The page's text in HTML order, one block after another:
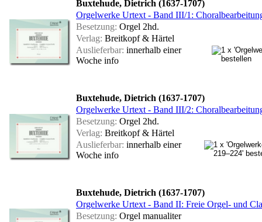
Buxtehude, Dietrich (1637-1707)
Orgelwerke Urtext - Band III/1:
Besetzung: Orgel 2hd.
Verlag: Breitkopf & Härtel
Auslieferbar: innerhalb einer
Woche info
Buxtehude, Dietrich (1637-1707)
Orgelwerke Urtext - Band III/2:
Besetzung: Orgel 2hd.
Verlag: Breitkopf & Härtel
Auslieferbar: innerhalb einer
Woche info
Buxtehude, Dietrich (1637-1707)
Orgelwerke Urtext - Band II: Freie Orgel- und
Besetzung: Orgel manualiter